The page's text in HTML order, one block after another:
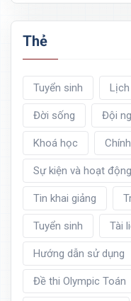
Thẻ
Tuyển sinh
Đời sống Đội
Khoá học
Sự kiện và hoạt động
Tin khai giảng
Tuyển sinh Tài
Hướng dẫn sử dụng
Đề thi Olympic Toán